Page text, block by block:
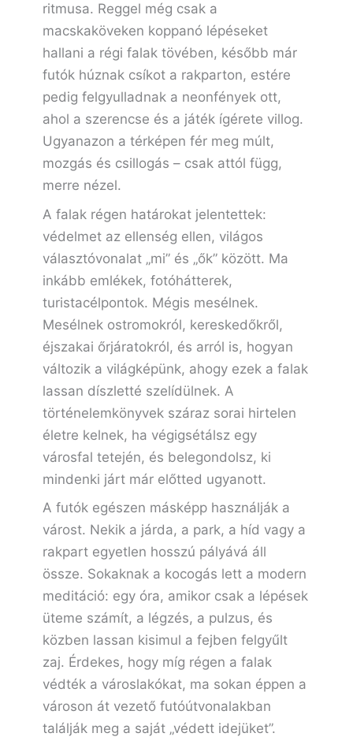
ritmusa. Reggel még csak a
macskaköveken koppanó lépéseket
hallani a régi falak tövében, később már
futók húznak csíkot a rakparton, estére
pedig felgyulladnak a neonfények ott,
ahol a szerencse és a játék ígérete villog.
Ugyanazon a térképen fér meg múlt,
mozgás és csillogás – csak attól függ,
merre nézel.
A falak régen határokat jelentettek:
védelmet az ellenség ellen, világos
választóvonalat „mi” és „ők” között. Ma
inkább emlékek, fotóhátterek,
turistacélpontok. Mégis mesélnek.
Mesélnek ostromokról, kereskedőkről,
éjszakai őrjáratokról, és arról is, hogyan
változik a világképünk, ahogy ezek a falak
lassan díszletté szelídülnek. A
történelemkönyvek száraz sorai hirtelen
életre kelnek, ha végigsétálsz egy
városfal tetején, és belegondolsz, ki
mindenki járt már előtted ugyanott.
A futók egészen másképp használják a
várost. Nekik a járda, a park, a híd vagy a
rakpart egyetlen hosszú pályává áll
össze. Sokaknak a kocogás lett a modern
meditáció: egy óra, amikor csak a lépések
üteme számít, a légzés, a pulzus, és
közben lassan kisimul a fejben felgyűlt
zaj. Érdekes, hogy míg régen a falak
védték a városlakókat, ma sokan éppen a
városon át vezető futóútvonalakban
találják meg a saját „védett idejüket”.